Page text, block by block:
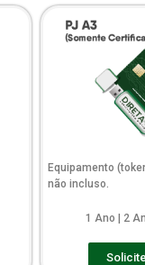
Equipamento
não incluso.
1 Ano | 2